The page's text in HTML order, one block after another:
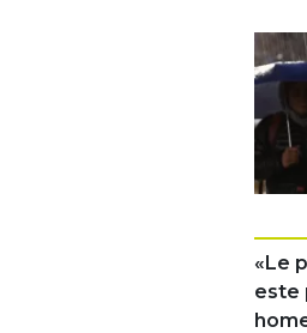
«Le
este